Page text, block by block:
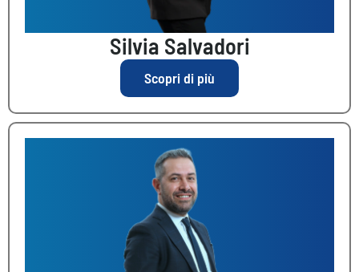
Silvia Salvadori
Scopri di più